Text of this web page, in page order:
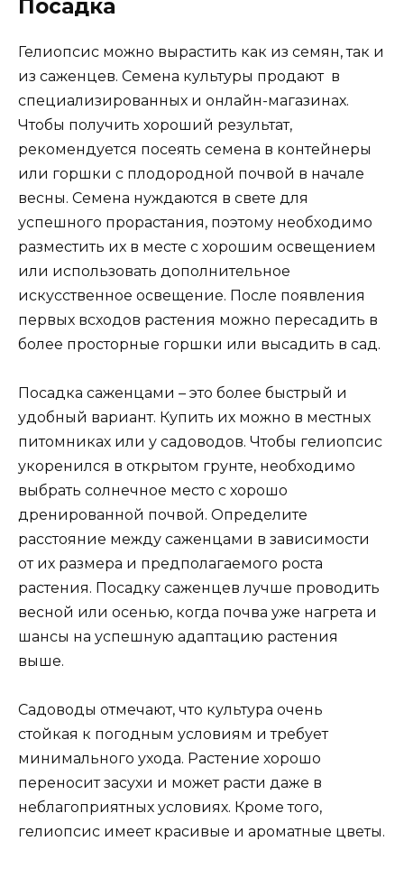
Посадка
Гелиопсис можно вырастить как из семян, так и
из саженцев. Семена культуры продают в
специализированных и онлайн-магазинах.
Чтобы получить хороший результат,
рекомендуется посеять семена в контейнеры
или горшки с плодородной почвой в начале
весны. Семена нуждаются в свете для
успешного прорастания, поэтому необходимо
разместить их в месте с хорошим освещением
или использовать дополнительное
искусственное освещение. После появления
первых всходов растения можно пересадить в
более просторные горшки или высадить в сад.
Посадка саженцами – это более быстрый и
удобный вариант. Купить их можно в местных
питомниках или у садоводов. Чтобы гелиопсис
укоренился в открытом грунте, необходимо
выбрать солнечное место с хорошо
дренированной почвой. Определите
расстояние между саженцами в зависимости
от их размера и предполагаемого роста
растения. Посадку саженцев лучше проводить
весной или осенью, когда почва уже нагрета и
шансы на успешную адаптацию растения
выше.
Садоводы отмечают, что культура очень
стойкая к погодным условиям и требует
минимального ухода. Растение хорошо
переносит засухи и может расти даже в
неблагоприятных условиях. Кроме того,
гелиопсис имеет красивые и ароматные цветы.